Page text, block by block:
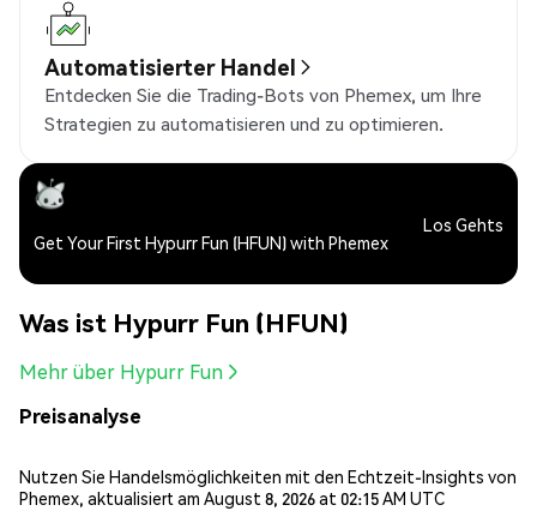
Automatisierter Handel
Entdecken Sie die Trading-Bots von Phemex, um Ihre
Strategien zu automatisieren und zu optimieren.
Get Your First Hypurr Fun (HFUN) with Phemex
Los Gehts
Was ist Hypurr Fun (HFUN)
Mehr über Hypurr Fun
Preisanalyse
Nutzen Sie Handelsmöglichkeiten mit den Echtzeit-Insights von
Phemex, aktualisiert am August 8, 2026 at 02:15 AM UTC